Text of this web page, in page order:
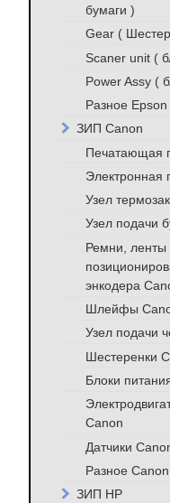
бумаги )
Gear (
Scaner unit (
Power Assy (
Разное Epson
ЗИП Canon
Печатающая
Электронная
Узел
Узел подачи
Ремни, ленты
энкодера
Шлейфы
Узел подачи
Шестеренки
Блоки
Canon
Датчики
Разное Canon
ЗИП HP